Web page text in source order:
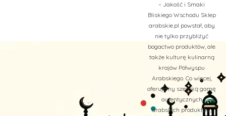
– Jakość i Smaki
Bliskiego Wschodu Sklep
arabskie.pl powstał, aby
nie tylko przybliżyć
bogactwo produktów, ale
także kulturę kulinarną
krajów Półwyspu
Arabskiego. Co więcej,
oferujemy szeroką gamę
autentycznych
arabskich produktów,